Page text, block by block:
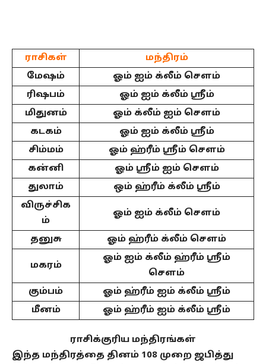
ராசிகள்
மந்திரம்
மேஷம்
ஓம் ஐம் க்லீம் சௌம்
ரிஷபம்
ஓம் ஐம் க்லீம் ஸ்ரீம்
மிதுனம்
ஓம் க்லீம் ஐம் சௌம்
கடகம்
ஓம் ஐம் க்லீம் ஸ்ரீம்
சிம்மம்
ஓம் ஹ்ரீம் ஸ்ரீம் சௌம்
கன்னி
ஓம் ஸ்ரீம் ஐம் சௌம்
துலாம்
ஒம் ஹ்ரீம் க்லீம் ஸ்ரீம்
விருச்சிக
ம்
ஓம் ஐம் க்லீம் சௌம்
தனுசு ஓம் ஹ்ரீம் க்லீம் சௌம்
மகரம்
ஓம் ஐம் க்லீம் ஹ்ரீம் ஸ்ரீம்
சௌம்
கும்பம்
ஓம் ஹ்ரீம் ஐம் க்லீம் ஸ்ரீம்
மீனம்
ஓம் ஹ்ரீம் ஐம் க்லீம் ஸ்ரீம்
ராசிக்குரிய மந்திரங்கள்
இந்த மந்திரத்தை தினம் 108 முறை ஜபித்து